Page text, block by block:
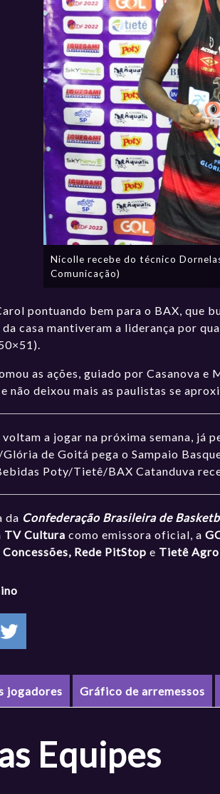
Nicolle recebe do técnico
Comunicação)
pontuando bem para o BAX, que
casa mantiveram a liderança por
as ações, guiado por Casanova
não deixou mais as paulistas se
voltam a jogar na próxima semana, já
de Goitá pega o Sampaio
Poty/Tietê/BAX Catanduva
da Confederação Brasileira de
TV Cultura como emissora oficial, a
Concessões, Rede PitStop e Tietê
jogadores Gráfico de arremessos
Equipes